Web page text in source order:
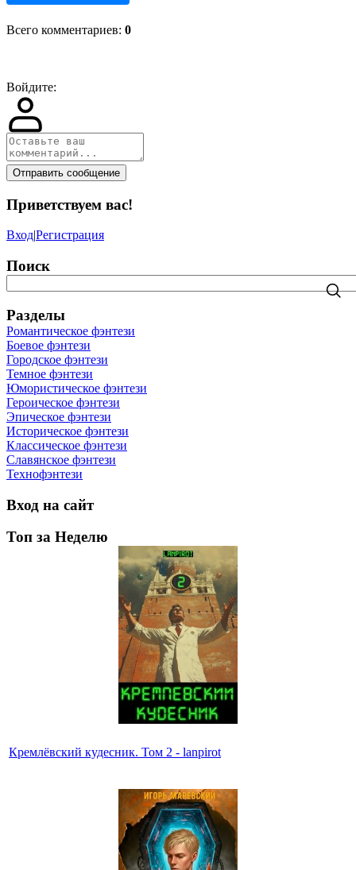
Всего комментариев: 0
Войдите:
Отправить сообщение
Приветствуем вас!
Вход|Регистрация
Поиск
Разделы
Романтическое фэнтези
Боевое фэнтези
Городское фэнтези
Темное фэнтези
Юмористическое фэнтези
Героическое фэнтези
Эпическое фэнтези
Историческое фэнтези
Классическое фэнтези
Славянское фэнтези
Технофэнтези
Вход на сайт
Топ за Неделю
Кремлёвский кудесник. Том 2 - lanpirot